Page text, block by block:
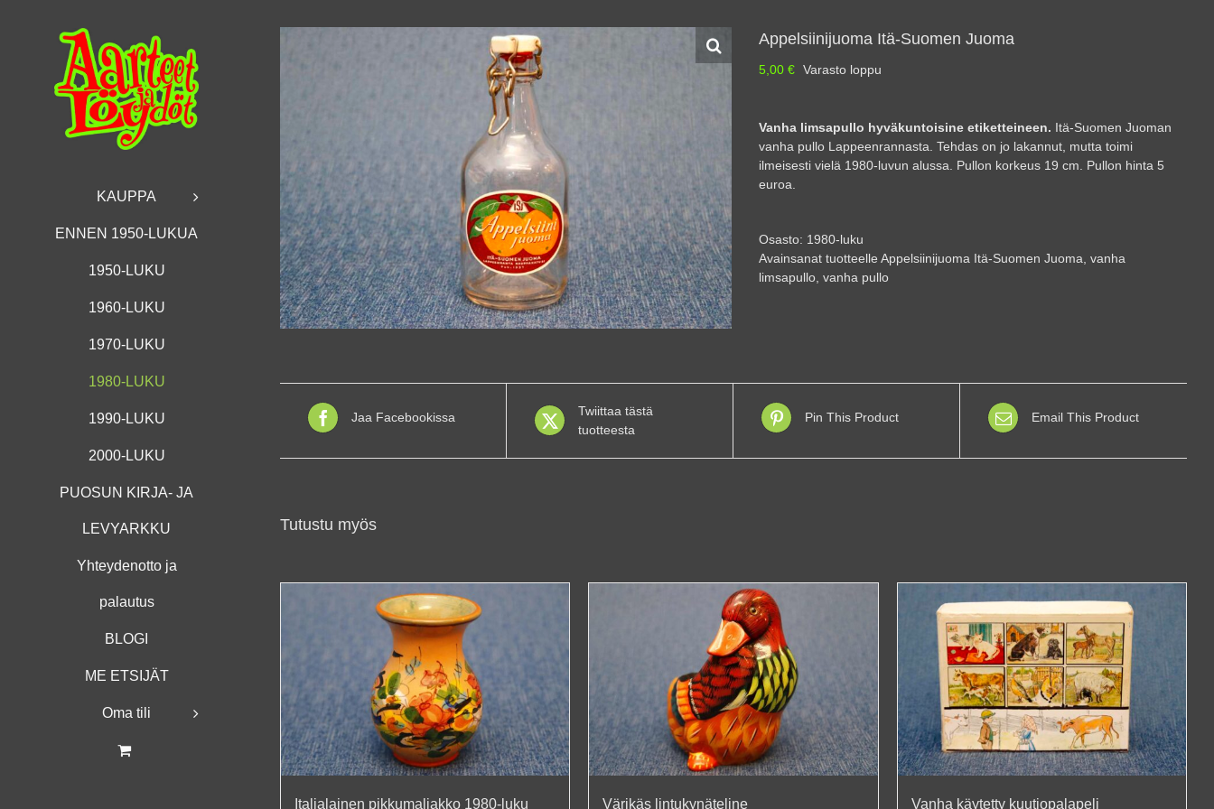
KAUPPA
ENNEN 1950-LUKUA
1950-LUKU
1960-LUKU
1970-LUKU
1980-LUKU
1990-LUKU
2000-LUKU
PUOSUN KIRJA- JA
LEVYARKKU
Yhteydenotto ja
palautus
BLOGI
ME ETSIJÄT
Oma tili
Appelsiinijuoma Itä-Suomen Juoma
5,00 € Varasto loppu
Vanha limsapullo hyväkuntoisine etiketteineen. Itä-Suomen Juoman
vanha pullo Lappeenrannasta. Tehdas on jo lakannut, mutta toimi
ilmeisesti vielä 1980-luvun alussa. Pullon korkeus 19 cm. Pullon hinta 5
euroa.
Osasto: 1980-luku
Avainsanat tuotteelle Appelsiinijuoma Itä-Suomen Juoma vanha
limsapullo vanha pullo
Jaa Facebookissa
Twiittaa tästä
tuotteesta
Pin This Product Email This Product
Tutustu myös
Italialainen pikkumaljakko 1980-luku Värikäs lintukynäteline Vanha käytetty kuutiopalapeli